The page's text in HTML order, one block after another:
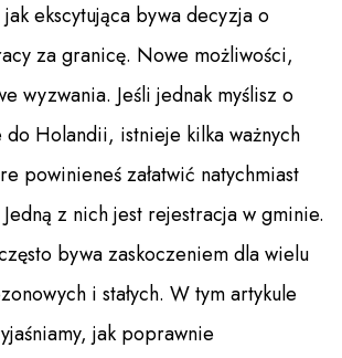
ekscytująca bywa decyzja o
za granicę. Nowe możliwości,
wyzwania. Jeśli jednak myślisz o
Holandii, istnieje kilka ważnych
powinieneś załatwić natychmiast
z nich jest rejestracja w gminie.
bywa zaskoczeniem dla wielu
i stałych. W tym artykule
jak poprawnie